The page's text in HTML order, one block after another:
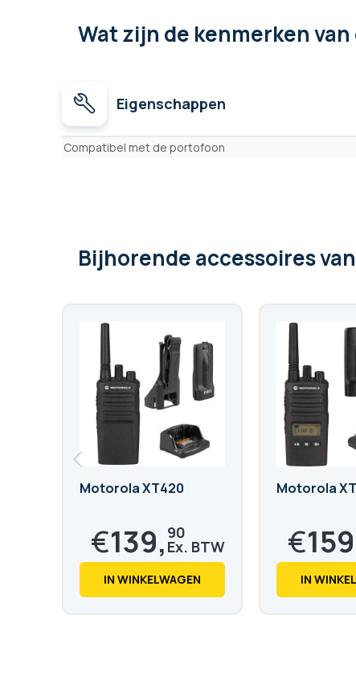
Wat zijn de kenmerkenvan
Eigenschappen
Eigenschappen
Compatibel met de portofoon
Bijhorende accessoires
Motorola XT420
€139, 90
169,
IN WINKELWAGEN
Motorola
€
193,
IN